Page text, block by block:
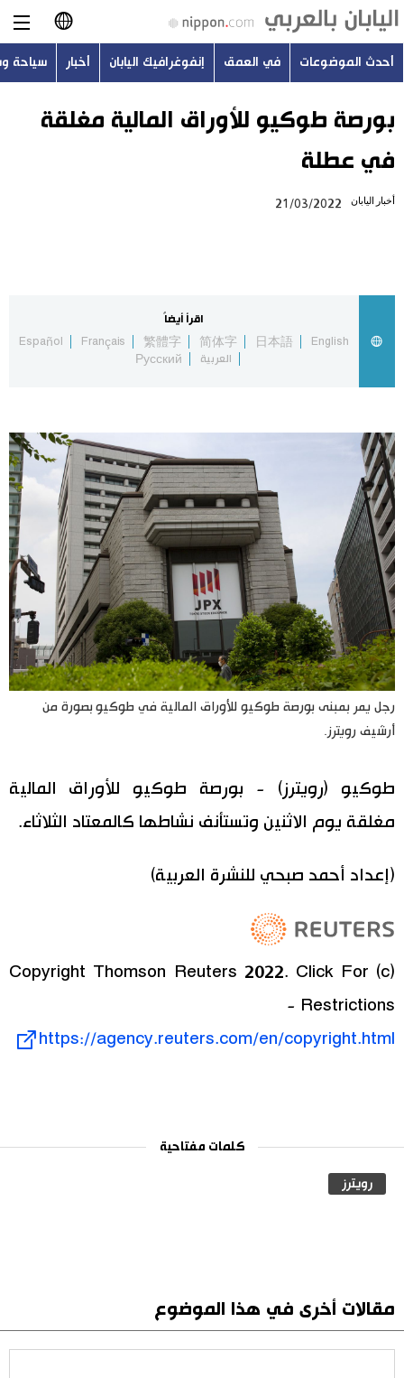
日本語
English
Русский
أحدث الموضوعات
اليابان في فيديو
مانغا وأنيمي
علوم وتكنولوجيا
الأقسام
صور
أشخاص
تجارب وآراء
سياسة
لايف ستايل
الأكثر تفاعلا
اللغة اليابانية
موسوعة اليابان
هو وهي
تواصل معنا
أحدث الموضوعات في العمق إنفوغرافيك اليابان أخبار سياحة
بورصة طوكيو للأوراق المالية مغلقة
في عطلة
أخبار اليابان 21/03/2022
اقرأ أيضاً
English
日本語
简体字
繁體字
Français
Español
العربية
Русский
رجل يمر بمبنى بورصة طوكيو للأوراق المالية في طوكيو بصورة من
أرشيف رويترز.
طوكيو (رويترز) - بورصة طوكيو للأوراق المالية
مغلقة يوم الاثنين وتستأنف نشاطها كالمعتاد الثلاثاء.
(إعداد أحمد صبحي للنشرة العربية)
(c) Copyright Thomson Reuters 2022. Click For
Restrictions -
https://agency.reuters.com/en/copyright.html
كلمات مفتاحية
رويترز
مقالات أخرى في هذا الموضوع